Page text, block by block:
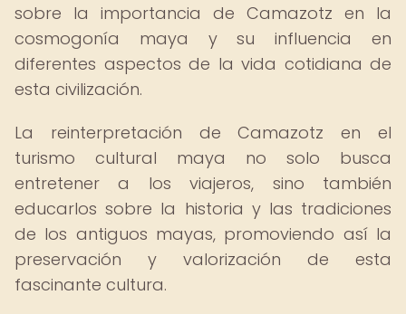
sobre la importancia de Camazotz en la
cosmogonía maya y su influencia en
diferentes aspectos de la vida cotidiana de
esta civilización.
La reinterpretación de Camazotz en el
turismo cultural maya no solo busca
entretener a los viajeros, sino también
educarlos sobre la historia y las tradiciones
de los antiguos mayas, promoviendo así la
preservación y valorización de esta
fascinante cultura.